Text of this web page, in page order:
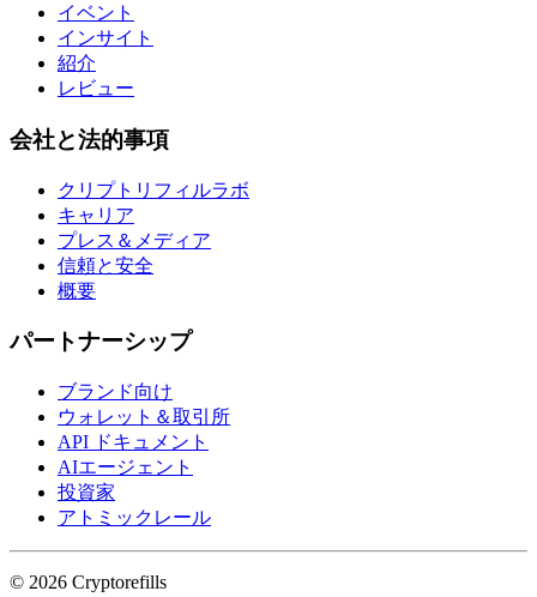
イベント
インサイト
紹介
レビュー
会社と法的事項
クリプトリフィルラボ
キャリア
プレス＆メディア
信頼と安全
概要
パートナーシップ
ブランド向け
ウォレット＆取引所
API ドキュメント
AIエージェント
投資家
アトミックレール
© 2026 Cryptorefills